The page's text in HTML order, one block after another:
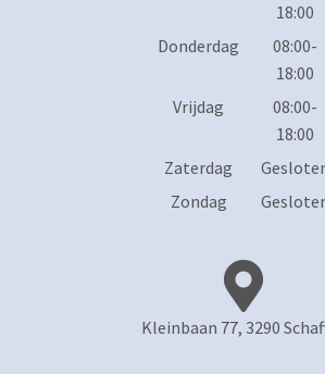
18:00
Donderdag
08:00-
18:00
Vrijdag
08:00-
18:00
Zaterdag
Zondag
Kleinbaan 77, 3290